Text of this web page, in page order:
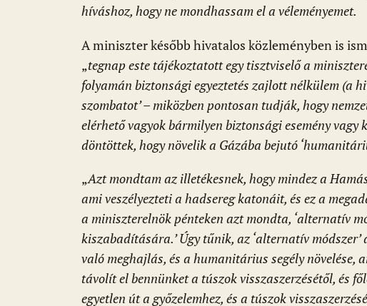
híváshoz, hogy ne mondhassam el a véleményemet.
A miniszter később hivatalos közleményben is
„tegnap este tájékoztatott egy tisztviselő a
folyamán biztonsági egyeztetés zajlott nélkülem (a
szombatot’ – miközben pontosan tudják, hogy
elérhető vagyok bármilyen biztonsági esemény
döntöttek, hogy növelik a Gázába bejutó
„Azt mondtam az illetékesnek, hogy mindez a
ami veszélyezteti a hadsereg katonáit, és ez a
a miniszterelnök pénteken azt mondta, ‘alternatív
kiszabadítására.’ Úgy tűnik, az ‘alternatív
való meghajlás, és a humanitárius segély növelése,
távolít el bennünket a túszok visszaszerzésétől, és
egyetlen út a győzelemhez, és a túszok